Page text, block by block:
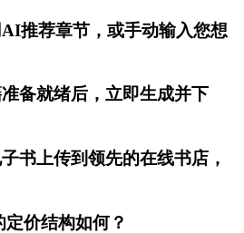
推荐章节，或手动输入您想
备就绪后，立即生成并下
书上传到领先的在线书店，
价结构如何？